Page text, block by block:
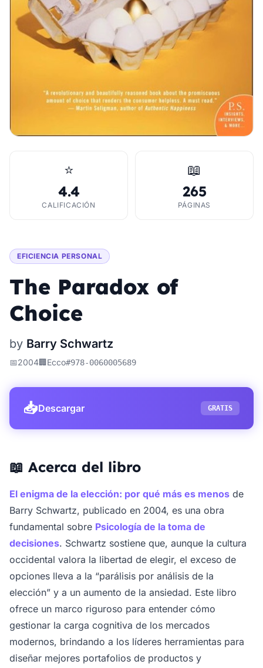
⭐
4.4
CALIFICACIÓN
📖
265
PÁGINAS
EFICIENCIA PERSONAL
The Paradox of
Choice
by Barry Schwartz
📅2004🏢Ecco#978-0060005689
📥Descargar GRATIS
📖 Acerca del libro
El enigma de la elección: por qué más es menos de
Barry Schwartz, publicado en 2004, es una obra
fundamental sobre Psicología de la toma de
decisiones. Schwartz sostiene que, aunque la cultura
occidental valora la libertad de elegir, el exceso de
opciones lleva a la “parálisis por análisis de la
elección” y a un aumento de la ansiedad. Este libro
ofrece un marco riguroso para entender cómo
gestionar la carga cognitiva de los mercados
modernos, brindando a los líderes herramientas para
diseñar mejores portafolios de productos y